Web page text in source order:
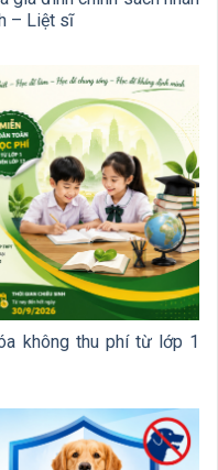
– Liệt sĩ
không thu phí từ lớp 1